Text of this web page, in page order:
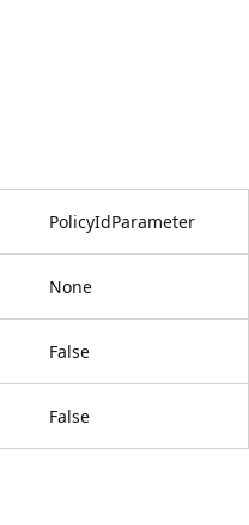
PolicyIdParameter
None
False
False